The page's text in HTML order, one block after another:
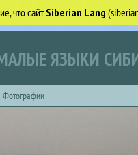
что сайтSiberian Lang
ЯЗЫКИ
Фотографии